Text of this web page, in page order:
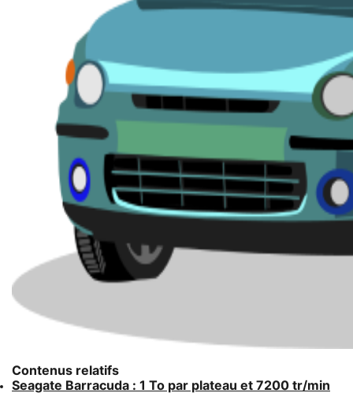
Contenus relatifs
Seagate Barracuda : 1 To par plateau et 7200 tr/min